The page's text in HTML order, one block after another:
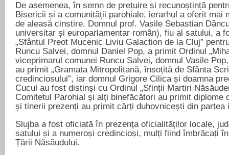
De asemenea, în semn de prețuire și recunoștință
Bisericii și a comunității parohiale, ierarhul a oferit mai
de aleasă cinstire. Domnul prof. Vasile Sebastian
universitar și europarlamentar român), fiu al satului, a
„Sfântul Preot Mucenic Liviu Galaction de la Cluj”
Runcu Salvei, domnul Daniel Pop, a primit Ordinul
viceprimarul comunei Runcu Salvei, domnul Vasile
au primit „Gramata Mitropolitană, însoțită de Sfânta
credinciosului”, iar domnul Grigore Cilica și doamna
Cucul au fost distinși cu Ordinul „Sfinții Martiri
Comitetul Parohial și alți binefăcători au primit diplome
și tinerii prezenți au primit cărți duhovnicești din partea
Slujba a fost oficiată în prezența oficialităților locale,
satului și a numeroși credincioși, mulți fiind îmbrăcați
Țării Năsăudului.